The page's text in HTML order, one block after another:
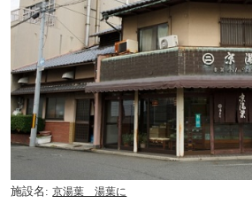
施設名
京湯葉 湯葉に